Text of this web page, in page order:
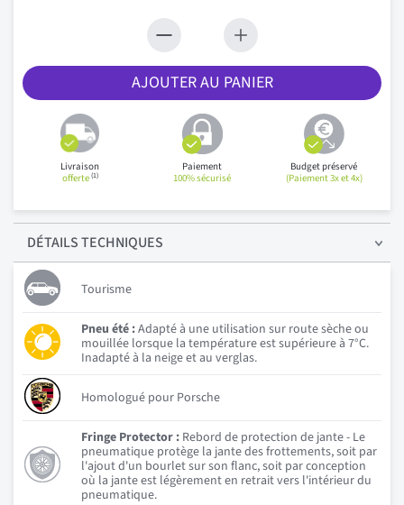
AJOUTER AU PANIER
Livraison
offerte(1)
Paiement
100% sécurisé
Budget préservé
(Paiement 3x et 4x)
DÉTAILSTECHNIQUES
Tourisme
Pneu été :Adapté à une utilisation sur route sèche ou
mouillée lorsque la température est supérieure à 7°C.
Inadapté à la neige et au verglas.
Homologué pour Porsche
Fringe Protector : Rebord de protection de jante - Le
pneumatique protège la jante des frottements, soit par
l'ajout d'un bourlet sur son flanc, soit par conception
où la jante est légèrement en retrait vers l'intérieur du
pneumatique.